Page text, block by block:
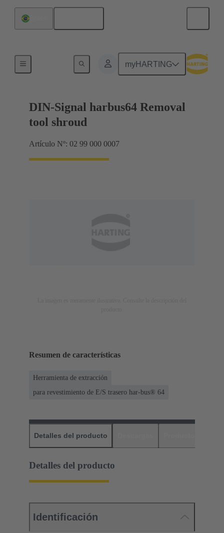
myHARTING
Herramienta de reparación
DIN-Signal harbus64 Removal
tool shroud
Artículo Nº: 02 99 000 0007
Resumen de características
Herramienta de extracción
para revestimiento de E/S trasero har-bus® 64
Detalles del producto
Detalles del producto
Identificación